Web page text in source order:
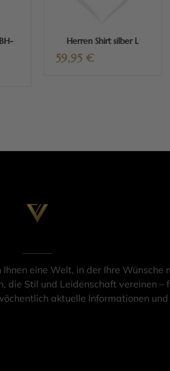
Herren Shirt silber L
59,95 €
eine Welt, in der Ihre Wünsche
die Stil und Leidenschaft vereinen –
aktuelle Informationen